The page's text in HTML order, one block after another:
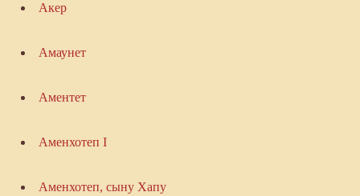
Акер
Амаунет
Аментет
Аменхотеп I
Аменхотеп, сыну Хапу